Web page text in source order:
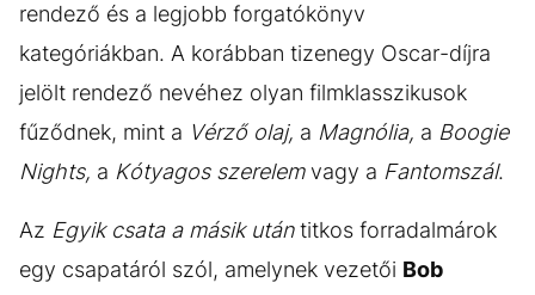
rendező és a legjobb forgatókönyv
kategóriákban. A korábban tizenegy Oscar-díjra
jelölt rendező nevéhez olyan filmklasszikusok
fűződnek, mint a Vérző olaj, a Magnólia, a Boogie
Nights, a Kótyagos szerelemvagy a Fantomszál.
Az Egyik csata a másik utántitkos forradalmárok
egy csapatáról szól, amelynek vezetői Bob